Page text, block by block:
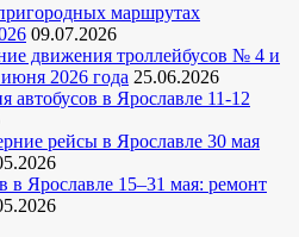
маршрутах
09.07.2026
движения троллейбусов № 4 и
2026 года 25.06.2026
автобусов в Ярославле 11-12
рейсы в Ярославле 30 мая
в Ярославле 15–31 мая: ремонт